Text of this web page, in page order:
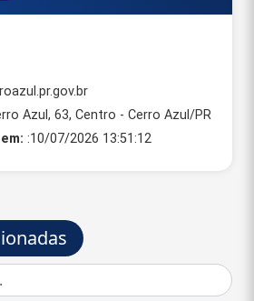
Azul, 63, Centro - Cerro Azul/PR
:10/07/2026 13:51:12